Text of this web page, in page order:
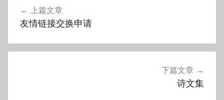
航
上篇文章
友情链接交换申请
下篇文章
诗文集